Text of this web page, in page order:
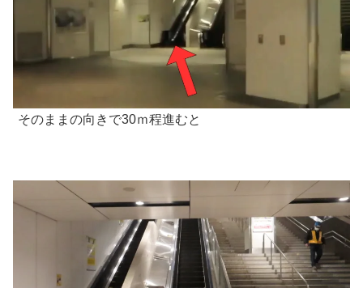
そのままの向きで30ｍ程進むと